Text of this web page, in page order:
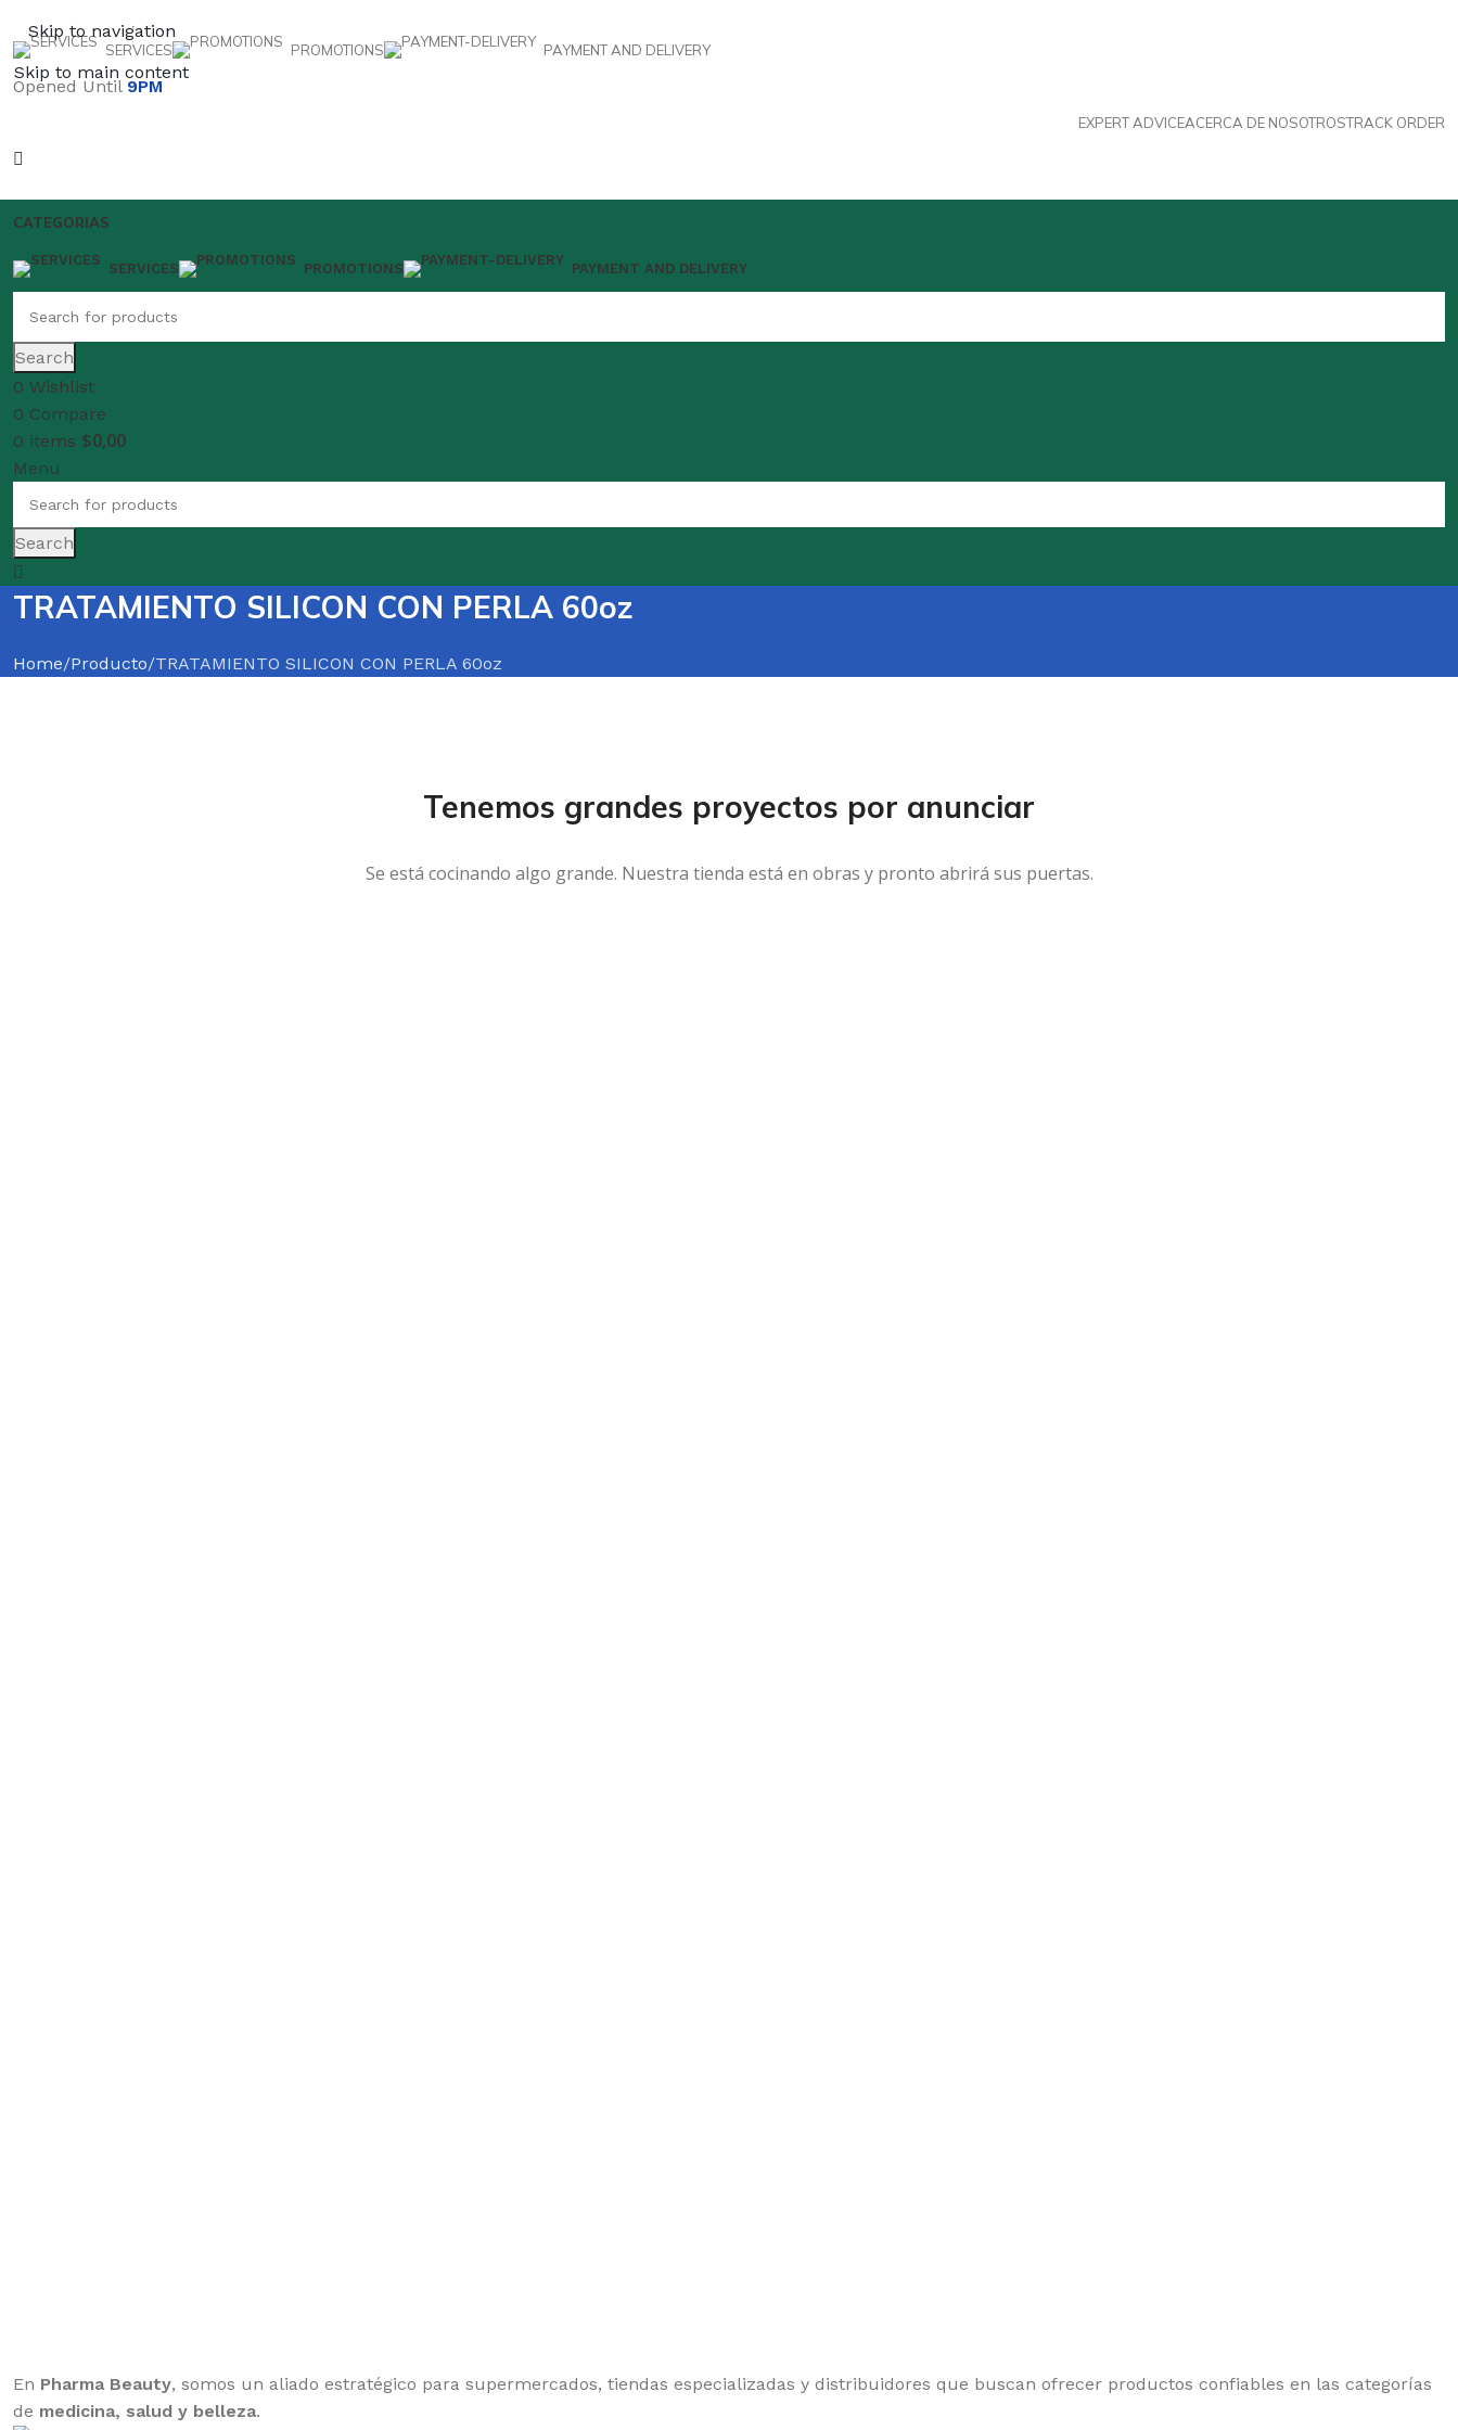
Skip to navigation
Skip to main content
SERVICES PROMOTIONS PAYMENT AND DELIVERY
Opened Until 9PM
EXPERT ADVICEACERCA DE NOSOTROSTRACK ORDER
CATEGORIAS
SERVICES PROMOTIONS PAYMENT AND DELIVERY
Search
0 Wishlist
0 Compare
0 items $0,00
Menu
Search
TRATAMIENTO SILICON CON PERLA 60oz
Home Producto TRATAMIENTO SILICON CON PERLA 60oz
Tenemos grandes proyectos por anunciar
Se está cocinando algo grande. Nuestra tienda está en obras y pronto abrirá sus puertas.
En Pharma Beauty, somos un aliado estratégico para supermercados, tiendas especializadas y distribuidores que buscan ofrecer productos confiables en las categorías
de medicina, salud y belleza.